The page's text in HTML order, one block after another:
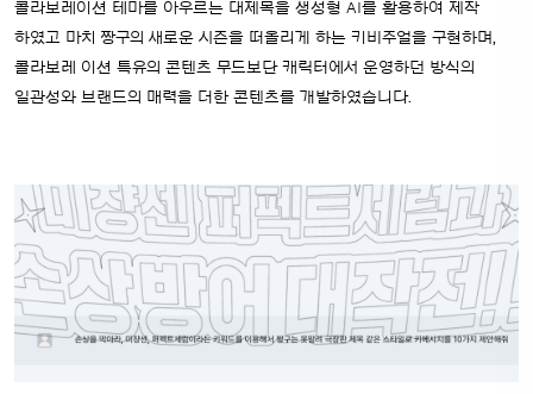
콜라보레이션 테마를 아우르는 대제목을 생성형 AI를 활용하여 제작
하였고 마치 짱구의 새로운 시즌을 떠올리게 하는 키비주얼을 구현하며,
콜라보레
이션 특유의 콘텐츠 무드보단 캐릭터에서 운영하던 방식의
일관성와 브랜드의 매력을 더한 콘텐츠를 개발하였습니다.